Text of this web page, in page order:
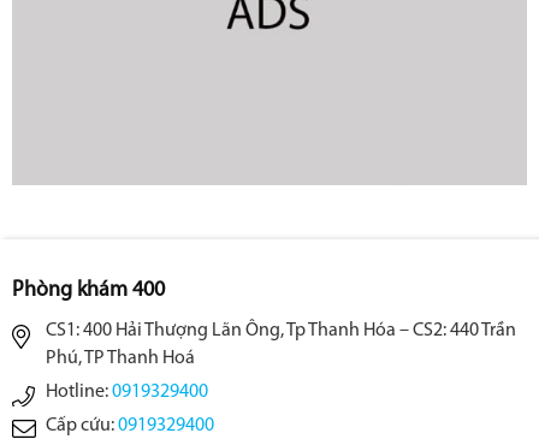
Phòng khám 400
CS1: 400 Hải Thượng Lãn Ông, Tp Thanh Hóa – CS2: 440 Trần
Phú, TP Thanh Hoá
Hotline:0919329400
Cấp cứu:0919329400